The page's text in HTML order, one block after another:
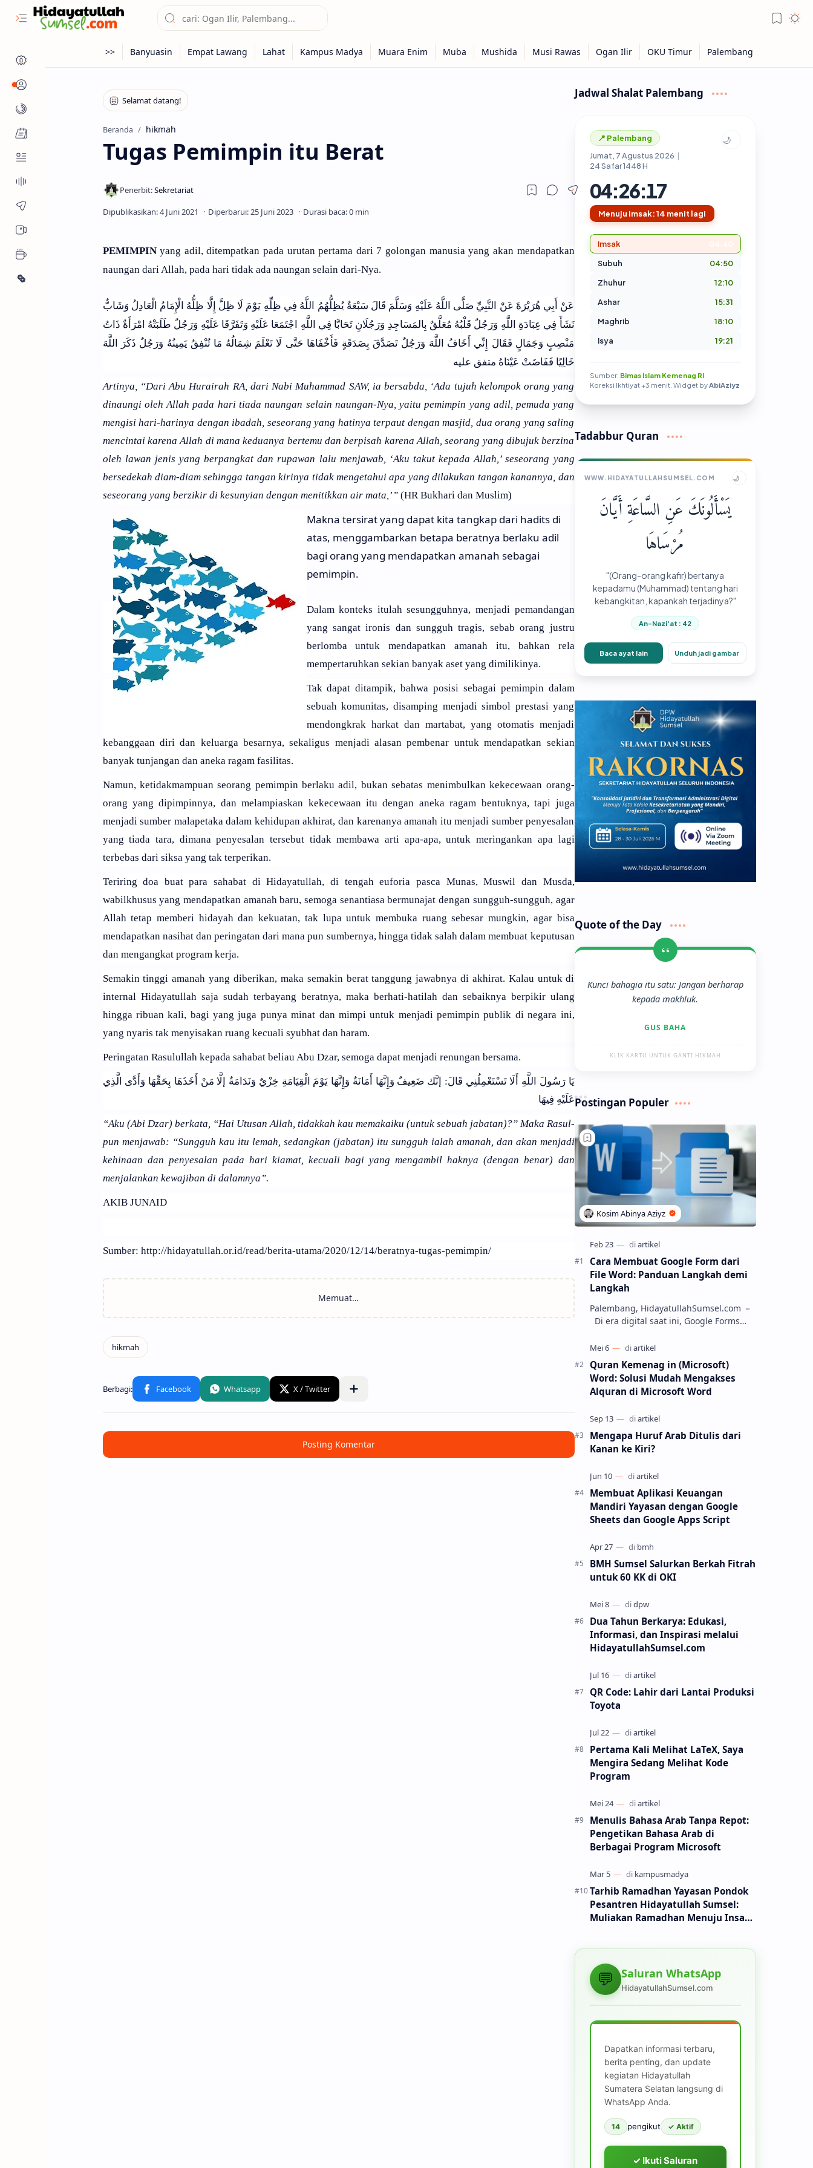
Beranda hikmah
Tugas Pemimpin itu Berat
PEMIMPIN yang adil, ditempatkan pada urutan pertama dari 7 golongan manusia yang akan mendapatkan
naungan dari Allah, pada hari tidak ada naungan selain dari-Nya.
عَنْ أَبِي هُرَيْرَةَ عَنْ النَّبِيِّ صَلَّى اللَّهُ عَلَيْهِ وَسَلَّمَ قَالَ سَبْعَةٌ يُظِلُّهُمُ اللَّهُ فِي ظِلِّهِ يَوْمَ لَا ظِلَّ إِلَّا ظِلُّهُ الْإِمَامُ الْعَادِلُ وَشَابٌّ
نَشَأَ فِي عِبَادَةِ اللَّهِ وَرَجُلٌ قَلْبُهُ مُعَلَّقٌ بِالمَسَاجِدِ وَرَجُلَانِ تَحَابَّا فِي اللَّهِ اجْتَمَعَا عَلَيْهِ وَتَفَرَّقَا عَلَيْهِ وَرَجُلٌ طَلَبَتْهُ امْرَأَةٌ ذَاتُ
مَنْصِبٍ وَجَمَالٍ فَقَالَ إِنِّي أَخَافُ اللَّهَ وَرَجُلٌ تَصَدَّقَ بِصَدَقَةٍ فَأَخْفَاهَا حَتَّى لَا تَعْلَمَ شِمَالُهُ مَا تُنْفِقُ يَمِينُهُ وَرَجُلٌ ذَكَرَ اللَّهَ
خَالِيًا فَفَاضَتْ عَيْنَاهُ متفق عليه
Artinya, “Dari Abu Hurairah RA, dari Nabi Muhammad SAW, ia bersabda, ‘Ada tujuh kelompok orang yang
dinaungi oleh Allah pada hari tiada naungan selain naungan-Nya, yaitu pemimpin yang adil, pemuda yang
mengisi hari-harinya dengan ibadah, seseorang yang hatinya terpaut dengan masjid, dua orang yang saling
mencintai karena Allah di mana keduanya bertemu dan berpisah karena Allah, seorang yang dibujuk berzina
oleh lawan jenis yang berpangkat dan rupawan lalu menjawab, ‘Aku takut kepada Allah,’ seseorang yang
bersedekah diam-diam sehingga tangan kirinya tidak mengetahui apa yang dilakukan tangan kanannya, dan
seseorang yang berzikir di kesunyian dengan menitikkan air mata,’”(HR Bukhari dan Muslim)
Makna tersirat yang dapat kita tangkap dari hadits di
atas, menggambarkan betapa beratnya berlaku adil
bagi orang yang mendapatkan amanah sebagai
pemimpin.
Dalam konteks itulah sesungguhnya, menjadi pemandangan
yang sangat ironis dan sungguh tragis, sebab orang justru
berlomba untuk mendapatkan amanah itu, bahkan rela
mempertaruhkan sekian banyak aset yang dimilikinya.
Tak dapat ditampik, bahwa posisi sebagai pemimpin dalam
sebuah komunitas, disamping menjadi simbol prestasi yang
mendongkrak harkat dan martabat, yang otomatis menjadi
kebanggaan diri dan keluarga besarnya, sekaligus menjadi alasan pembenar untuk mendapatkan sekian
banyak tunjangan dan aneka ragam fasilitas.
Namun, ketidakmampuan seorang pemimpin berlaku adil, bukan sebatas menimbulkan kekecewaan orang-
orang yang dipimpinnya, dan melampiaskan kekecewaan itu dengan aneka ragam bentuknya, tapi juga
menjadi sumber malapetaka dalam kehidupan akhirat, dan karenanya amanah itu menjadi sumber penyesalan
yang tiada tara, dimana penyesalan tersebut tidak membawa arti apa-apa, untuk meringankan apa lagi
terbebas dari siksa yang tak terperikan.
Teriring doa buat para sahabat di Hidayatullah, di tengah euforia pasca Munas, Muswil dan Musda,
wabilkhusus yang mendapatkan amanah baru, semoga senantiasa bermunajat dengan sungguh-sungguh, agar
Allah tetap memberi hidayah dan kekuatan, tak lupa untuk membuka ruang sebesar mungkin, agar bisa
mendapatkan nasihat dan peringatan dari mana pun sumbernya, hingga tidak salah dalam membuat keputusan
dan mengangkat program kerja.
Semakin tinggi amanah yang diberikan, maka semakin berat tanggung jawabnya di akhirat. Kalau untuk di
internal Hidayatullah saja sudah terbayang beratnya, maka berhati-hatilah dan sebaiknya berpikir ulang
hingga ribuan kali, bagi yang juga punya minat dan mimpi untuk menjadi pemimpin publik di negara ini,
yang nyaris tak menyisakan ruang kecuali syubhat dan haram.
Peringatan Rasulullah kepada sahabat beliau Abu Dzar, semoga dapat menjadi renungan bersama.
يَا رَسُولَ اللَّهِ أَلَا تَسْتَعْمِلُنِي قَالَ: إنَّك ضَعِيفٌ وَإِنَّهَا أَمَانَةٌ وَإِنَّهَا يَوْمَ الْقِيَامَةِ خِزْيٌ وَنَدَامَةٌ إلَّا مَنْ أَخَذَهَا بِحَقِّهَا وَأَدَّى الَّذِي
عَلَيْهِ فِيهَا
“Aku (Abi Dzar) berkata, “Hai Utusan Allah, tidakkah kau memakaiku (untuk sebuah jabatan)?” Maka Rasul-
pun menjawab: “Sungguh kau itu lemah, sedangkan (jabatan) itu sungguh ialah amanah, dan akan menjadi
kehinaan dan penyesalan pada hari kiamat, kecuali bagi yang mengambil haknya (dengan benar) dan
menjalankan kewajiban di dalamnya”.
AKIB JUNAID
Sumber: http://hidayatullah.or.id/read/berita-utama/2020/12/14/beratnya-tugas-pemimpin/
Posting Komentar
Jadwal Shalat Palembang
📍 Palembang
Jumat, 7 Agustus 2026 |
24 Safar 1448 H
🌙
04:26:18
Menuju Imsak: 14 menit lagi
Imsak
Subuh
04:50
Zhuhur
12:10
Ashar
15:31
Maghrib
18:10
Isya
19:21
Sumber: Bimas Islam Kemenag RI
Koreksi Ikhtiyat +3 menit. Widget byAbiAziyz
Tadabbur Quran
WWW.HIDAYATULLAHSUMSEL.COM 🌙
يَسْأَلُونَكَ عَنِ السَّاعَةِ أَيَّانَ
مُرْسَاهَا
"(Orang-orang kafir) bertanya
kepadamu (Muhammad) tentang hari
kebangkitan, kapankah terjadinya?"
An-Nazi'at : 42
Baca ayat lain Unduh jadi gambar
Quote of the Day
“
Kunci bahagia itu satu: Jangan berharap
kepada makhluk.
GUS BAHA
KLIK KARTU UNTUK GANTI HIKMAH
Postingan Populer
Cara Membuat Google Form dari
File Word: Panduan Langkah demi
Langkah
Palembang, HidayatullahSumsel.com －
Di era digital saat ini, Google Forms
populer untuk membuat kuesioner, soa…
Quran Kemenag in (Microsoft)
Word: Solusi Mudah Mengakses
Alquran di Microsoft Word
Mengapa Huruf Arab Ditulis dari
Kanan ke Kiri?
Membuat Aplikasi Keuangan
Mandiri Yayasan dengan Google
Sheets dan Google Apps Script
BMH Sumsel Salurkan Berkah Fitrah
untuk 60 KK di OKI
Dua Tahun Berkarya: Edukasi,
Informasi, dan Inspirasi melalui
HidayatullahSumsel.com
QR Code: Lahir dari Lantai Produksi
Toyota
Pertama Kali Melihat LaTeX, Saya
Mengira Sedang Melihat Kode
Program
Menulis Bahasa Arab Tanpa Repot:
Pengetikan Bahasa Arab di
Berbagai Program Microsoft
Tarhib Ramadhan Yayasan Pondok
Pesantren Hidayatullah Sumsel:
Muliakan Ramadhan Menuju Insan
💬 Saluran WhatsApp
HidayatullahSumsel.com
Dapatkan informasi terbaru,
berita penting, dan update
kegiatan Hidayatullah
Sumatera Selatan langsung di
WhatsApp Anda.
14 pengikut ✓ Aktif
✓ Ikuti Saluran